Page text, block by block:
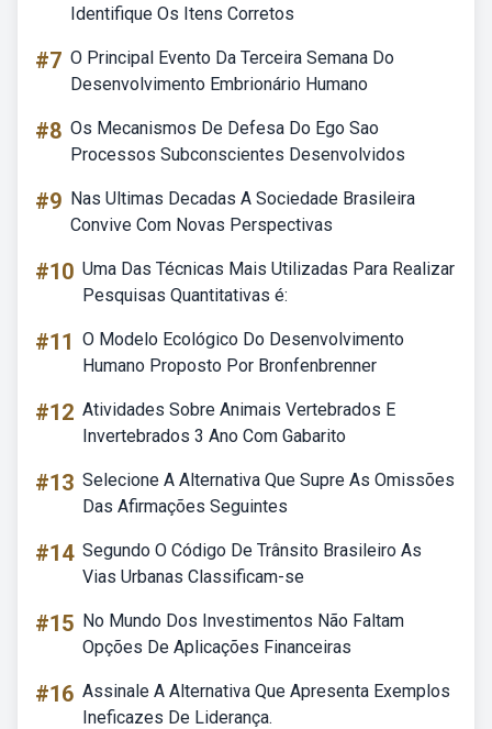
Identifique Os Itens Corretos
#7 O Principal Evento Da Terceira Semana Do
Desenvolvimento Embrionário Humano
#8 Os Mecanismos De Defesa Do Ego Sao
Processos Subconscientes Desenvolvidos
#9 Nas Ultimas Decadas A Sociedade Brasileira
Convive Com Novas Perspectivas
#10 Uma Das Técnicas Mais Utilizadas Para Realizar
Pesquisas Quantitativas é:
#11 O Modelo Ecológico Do Desenvolvimento
Humano Proposto Por Bronfenbrenner
#12 Atividades Sobre Animais Vertebrados E
Invertebrados 3 Ano Com Gabarito
#13 Selecione A Alternativa Que Supre As Omissões
Das Afirmações Seguintes
#14 Segundo O Código De Trânsito Brasileiro As
Vias Urbanas Classificam-se
#15 No Mundo Dos Investimentos Não Faltam
Opções De Aplicações Financeiras
#16 Assinale A Alternativa Que Apresenta Exemplos
Ineficazes De Liderança.